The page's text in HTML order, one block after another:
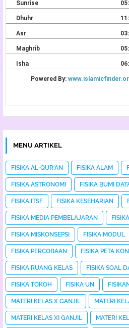
MENU ARTIKEL
FISIKA AL-QUR'AN FISIKA ALAM
FISIKA ASTRONOMI FISIKA BUMI
FISIKA ITSF FISIKA KESEHARIAN
FISIKA MEDIA PEMBELAJARAN
FISIKA MISKONSEPSI FISIKA MODUL
FISIKA PERCOBAAN FISIKA PETA
FISIKA RUANG KELAS FISIKA SOAL
FISIKA TOKOH FISIKA UN
MATERI KELAS X GANJIL MATERI
MATERI KELAS XI GANJIL MATERI